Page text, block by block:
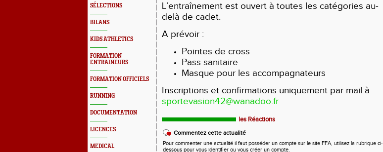
SÉLECTIONS
BILANS
KIDS ATHLETICS
FORMATION
ENTRAINEURS
FORMATION OFFICIELS
RUNNING
DOCUMENTATION
LICENCES
MEDICAL
L’entraînement est ouvert à toutes les catégories au-
delà de cadet.
A prévoir :
Pointes de cross
Pass sanitaire
Masque pour les accompagnateurs
Inscriptions et confirmations uniquement par mail à
sportevasion42@wanadoo.fr
les Réactions
Commentez cette actualité
Pour commenter une actualité il faut posséder un compte sur le site FFA, utilisez la rubrique ci-
dessous pour vous identifier ou vous créer un compte.